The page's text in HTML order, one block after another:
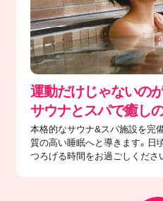
運動だけじゃないの
サウナとスパで癒し
本格的なサウナ&スパ施設を完
質の高い睡眠へと導きます。日
つろげる時間をお過ごしくださ